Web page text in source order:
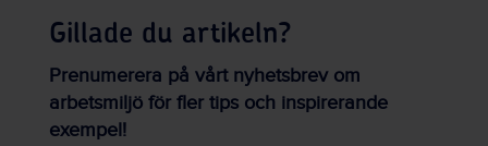
Gillade du artikeln?
Prenumerera på vårt nyhetsbrev om
arbetsmiljö för fler tips och inspirerande
exempel!